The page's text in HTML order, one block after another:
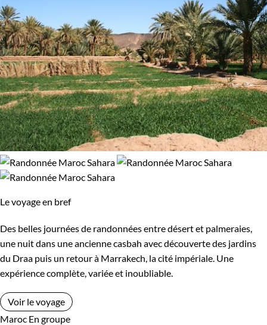
Le voyage en bref
Des belles journées de randonnées entre désert et palmeraies,
une nuit dans une ancienne casbah avec découverte des jardins
du Draa puis un retour à Marrakech, la cité impériale. Une
expérience complète, variée et inoubliable.
Voir le voyage
Maroc En groupe